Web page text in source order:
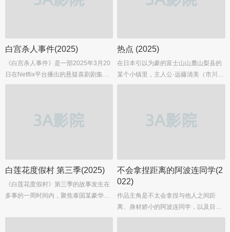
白宫杀人事件(2025)
《白宫杀人事件》是一部2025年3月20
日在Netflix平台播出的悬疑喜剧剧集，
由丽萨·约翰逊执导，乌佐·阿杜巴、吉
景，讲述了一起发生在总统官邸内的离
热点 (2025)
在日本引以为豪的富士山山麓山梨县的
某个小镇里，主人公·远藤清美（市川实
日子 饰）是在商务酒店工作的单身母
与外星人建立友谊，为正义与巨恶战
和私人生活中的小事件……...
白莲花度假村 第三季(2025)
《白莲花度假村》第三季的故事发生在
多事的一周时间内，聚焦泰国某豪华水
内心平静的独特旅程中，与灵性探索、
不会拿捏距离的阿波连同学(2
022)
作品主角是不太会拿捏与他人之间距
离、身材娇小的阿波连同学，以及目标
是「交到一百个朋友」、坐在阿波连同